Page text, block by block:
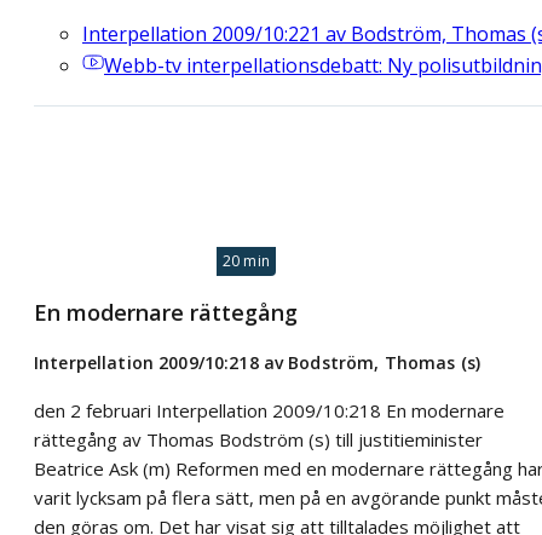
Interpellation 2009/10:221 av Bodström, Thomas
Webb-tv interpellationsdebatt: Ny
20 min
En modernare rättegång
Interpellation 2009/10:218 av Bodström, Thomas (s)
den 2 februari Interpellation 2009/10:218 En modernare
rättegång av Thomas Bodström (s) till justitieminister
Beatrice Ask (m) Reformen med en modernare rättegång
varit lycksam på flera sätt, men på en avgörande punkt
den göras om. Det har visat sig att tilltalades möjlighet att